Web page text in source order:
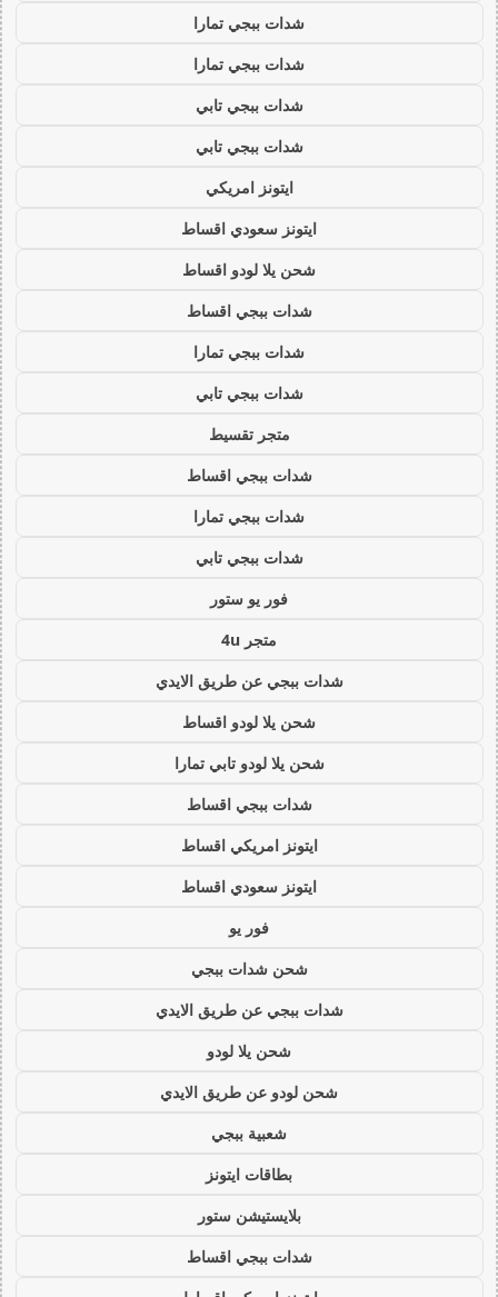
شدات ببجي تمارا
شدات ببجي تمارا
شدات ببجي تابي
شدات ببجي تابي
ايتونز امريكي
ايتونز سعودي اقساط
شحن يلا لودو اقساط
شدات ببجي اقساط
شدات ببجي تمارا
شدات ببجي تابي
متجر تقسيط
شدات ببجي اقساط
شدات ببجي تمارا
شدات ببجي تابي
فور يو ستور
متجر 4u
شدات ببجي عن طريق الايدي
شحن يلا لودو اقساط
شحن يلا لودو تابي تمارا
شدات ببجي اقساط
ايتونز امريكي اقساط
ايتونز سعودي اقساط
فور يو
شحن شدات ببجي
شدات ببجي عن طريق الايدي
شحن يلا لودو
شحن لودو عن طريق الايدي
شعبية ببجي
بطاقات ايتونز
بلايستيشن ستور
شدات ببجي اقساط